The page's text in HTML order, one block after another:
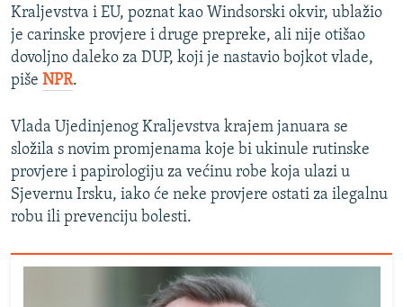
Kraljevstva i EU, poznat kao Windsorski okvir, ublažio
je carinske provjere i druge prepreke, ali nije otišao
dovoljno daleko za DUP, koji je nastavio bojkot vlade,
piše NPR.
Vlada Ujedinjenog Kraljevstva krajem januara se
složila s novim promjenama koje bi ukinule rutinske
provjere i papirologiju za većinu robe koja ulazi u
Sjevernu Irsku, iako će neke provjere ostati za ilegalnu
robu ili prevenciju bolesti.